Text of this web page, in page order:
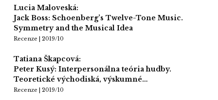
Lucia Maloveská:
Jack Boss: Schoenberg’s Twelve-Tone Music.
Symmetry and the Musical Idea
Recenze | 2019/10
Tatiana Škapcová:
Peter Kusý: Interpersonálna teória hudby.
Teoretické východiská, výskumné…
Recenze | 2019/10